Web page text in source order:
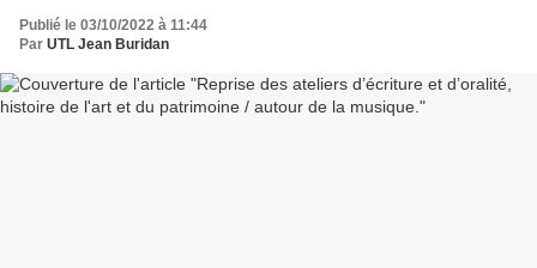
Publié le 03/10/2022 à 11:44
Par UTL Jean Buridan